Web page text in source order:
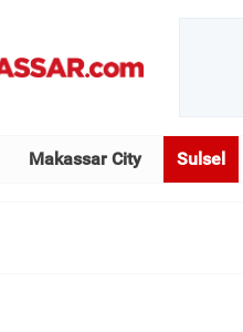
Makassar City Sulsel